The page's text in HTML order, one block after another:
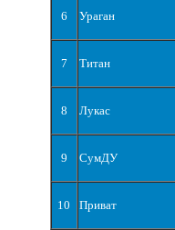
6 Ураган
7 Титан
8 Лукас
9 СумДУ
10 Приват